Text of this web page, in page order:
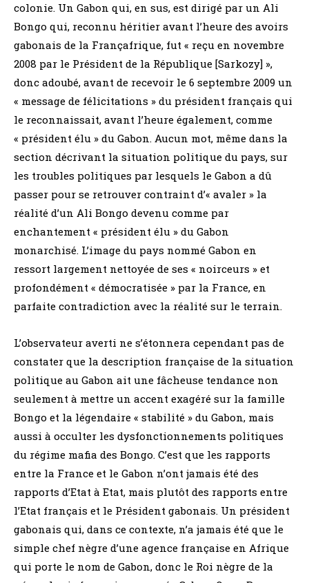
colonie. Un Gabon qui, en sus, est dirigé par un Ali
Bongo qui, reconnu héritier avant l’heure des avoirs
gabonais de la Françafrique, fut « reçu en novembre
2008 par le Président de la République [Sarkozy] »,
donc adoubé, avant de recevoir le 6 septembre 2009 un
« message de félicitations » du président français qui
le reconnaissait, avant l’heure également, comme
« président élu » du Gabon. Aucun mot, même dans la
section décrivant la situation politique du pays, sur
les troubles politiques par lesquels le Gabon a dû
passer pour se retrouver contraint d’« avaler » la
réalité d’un Ali Bongo devenu comme par
enchantement « président élu » du Gabon
monarchisé. L’image du pays nommé Gabon en
ressort largement nettoyée de ses « noirceurs » et
profondément « démocratisée » par la France, en
parfaite contradiction avec la réalité sur le terrain.
L’observateur averti ne s’étonnera cependant pas de
constater que la description française de la situation
politique au Gabon ait une fâcheuse tendance non
seulement à mettre un accent exagéré sur la famille
Bongo et la légendaire « stabilité » du Gabon, mais
aussi à occulter les dysfonctionnements politiques
du régime mafia des Bongo. C’est que les rapports
entre la France et le Gabon n’ont jamais été des
rapports d’Etat à Etat, mais plutôt des rapports entre
l’Etat français et le Président gabonais. Un président
gabonais qui, dans ce contexte, n’a jamais été que le
simple chef nègre d’une agence française en Afrique
qui porte le nom de Gabon, donc le Roi nègre de la